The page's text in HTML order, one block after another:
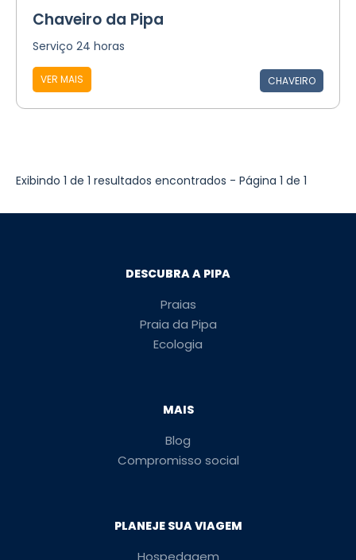
Chaveiro da Pipa
Serviço 24 horas
VER MAIS CHAVEIRO
Exibindo 1 de 1 resultados encontrados - Página 1 de 1
DESCUBRA A PIPA
Praias
Praia da Pipa
Ecologia
MAIS
Blog
Compromisso social
PLANEJE SUA VIAGEM